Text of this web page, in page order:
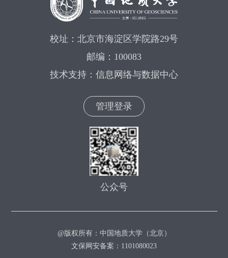
校址：北京市海淀区学院路29号
邮编：100083
技术支持：信息网络与数据中心
管理登录
公众号
@版权所有：中国地质大学（北京）
文保网安备案：1101080023